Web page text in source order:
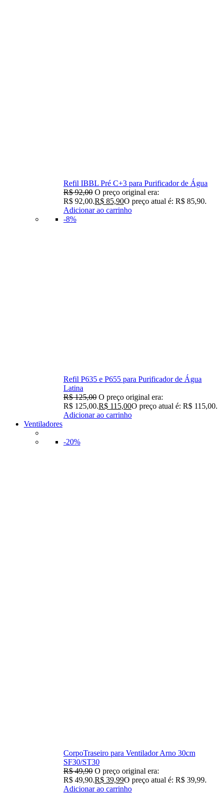
Refil IBBL Pré C+3 para Purificador de Água
R$92,00 O preço original era:
R$ 92,00.R$ 85,90O preço atual é: R$ 85,90.
Adicionar ao carrinho
-8%
Refil P635 e P655 para Purificador de Água
Latina
R$125,00 O preço original era:
R$ 125,00.R$ 115,00O preço atual é: R$ 115,00.
Adicionar ao carrinho
Ventiladores
-20%
CorpoTraseiro para Ventilador Arno 30cm
SF30/ST30
R$49,90 O preço original era:
R$ 49,90.R$ 39,99O preço atual é: R$ 39,99.
Adicionar ao carrinho